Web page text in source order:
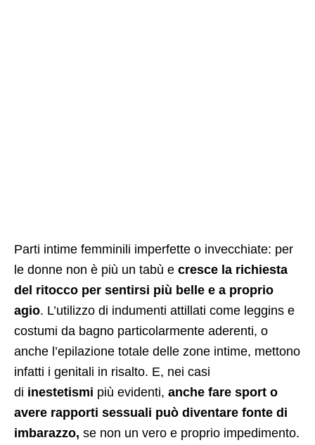
Parti intime femminili imperfette o invecchiate: per
le donne non è più un tabù e cresce la richiesta
del ritocco per sentirsi più belle e a proprio
agio. L’utilizzo di indumenti attillati come leggins e
costumi da bagno particolarmente aderenti, o
anche l’epilazione totale delle zone intime, mettono
infatti i genitali in risalto. E, nei casi
di inestetismi più evidenti, anche fare sport o
avere rapporti sessuali può diventare fonte di
imbarazzo, se non un vero e proprio impedimento.